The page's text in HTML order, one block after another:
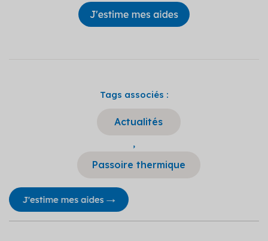
Tags associés :
Actualités
,
Passoire thermique